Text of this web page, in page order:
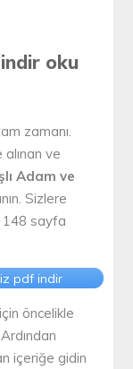
oku
zamanı.
ve
Adam ve
Sizlere
148 sayfa
pdf indir
öncelikle
içeriğe gidin